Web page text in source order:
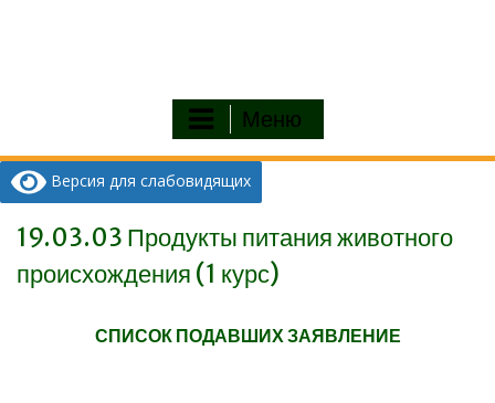
Меню
Версия для слабовидящих
19.03.03 Продукты питания животного
происхождения (1 курс)
СПИСОК ПОДАВШИХ ЗАЯВЛЕНИЕ